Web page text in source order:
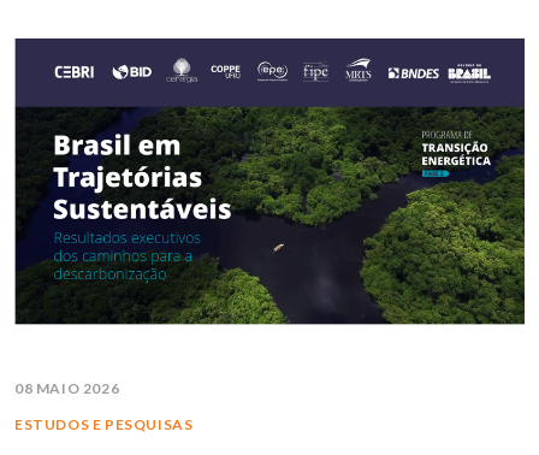
08 MAIO 2026
ESTUDOS E PESQUISAS